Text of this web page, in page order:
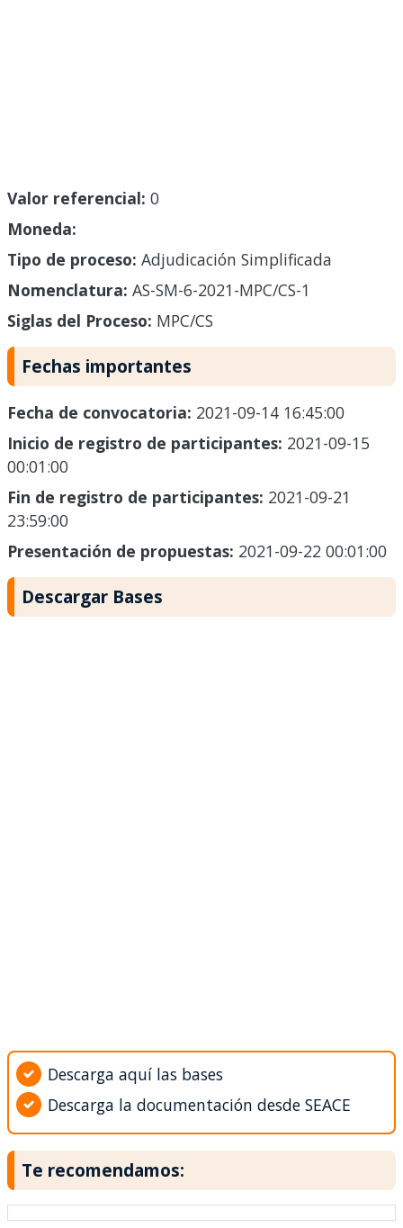
Valor referencial: 0
Moneda:
Tipo de proceso: Adjudicación Simplificada
Nomenclatura: AS-SM-6-2021-MPC/CS-1
Siglas del Proceso: MPC/CS
Fechas importantes
Fecha de convocatoria: 2021-09-14 16:45:00
Inicio de registro de participantes: 2021-09-15
00:01:00
Fin de registro de participantes: 2021-09-21
23:59:00
Presentación de propuestas: 2021-09-22 00:01:00
Descargar Bases
Descarga aquí las bases
Descarga la documentación desde SEACE
Te recomendamos: